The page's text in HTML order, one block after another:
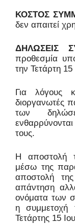
ΚΟΣΤΟΣ
δεν απαιτεί
ΔΗΛΩΣΕΙΣ
προθεσμία
την Τετάρτη 15
Για λόγους
διοργανωτές
των
τους.
Η αποστολή
μέσω της
αποστολή
απάντηση
ονόματα των
η συμμετοχή
Τετάρτης 15